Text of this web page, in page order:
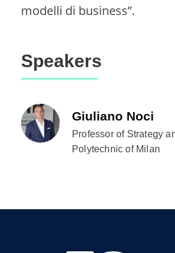
modelli di business”.
Speakers
Giuliano Noci
Professor of Strategy
Polytechnic of Milan